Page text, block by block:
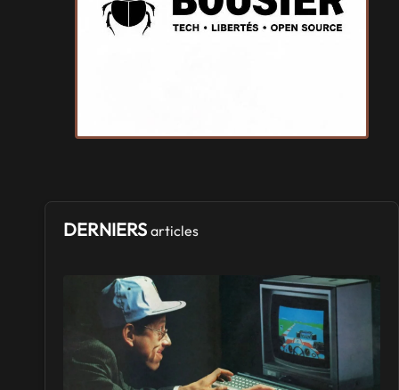
SALONS & CONVENTIONS GEEKS
SALONS & CONVENTIONS GEEKS
Lanthenay
Boc'N'Geek
Samedi 26etDimanche 27 septembre 2026- à Bressuire
SALONS & CONVENTIONS GEEKS
Saint Sul'Play
Samedi 19et Dimanche 20 septembre 2026- à Saint-
DERNIERS articles